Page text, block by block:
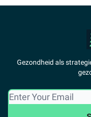
Gezondheid als